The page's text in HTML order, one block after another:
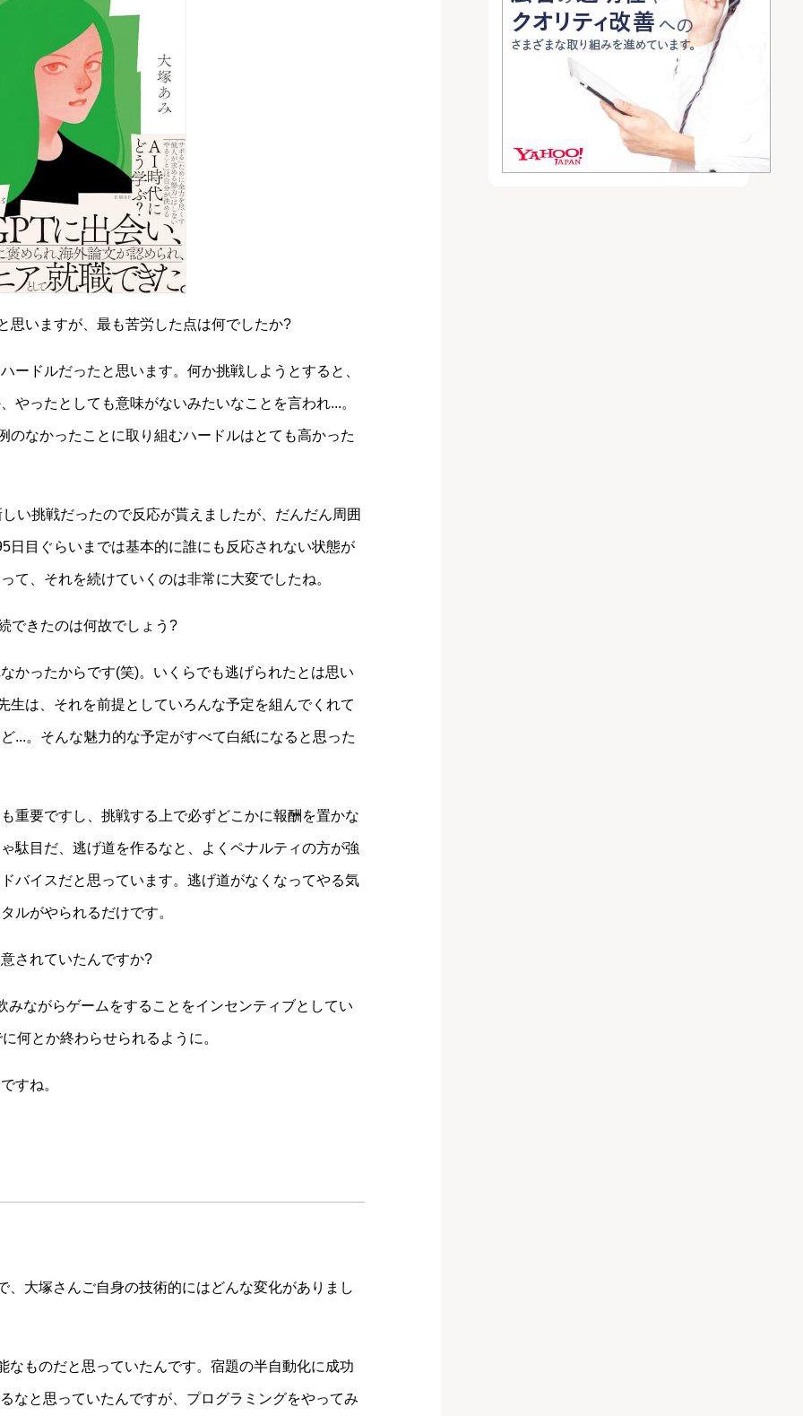
いますが、最も苦労した点は何でしたか?
ードルだったと思います。何か挑戦しようとすると、
やったとしても意味がないみたいなことを言われ...。
のなかったことに取り組むハードルはとても高かった
い挑戦だったので反応が貰えましたが、だんだん周囲
日目ぐらいまでは基本的に誰にも反応されない状態が
て、それを続けていくのは非常に大変でしたね。
できたのは何故でしょう?
かったからです(笑)。いくらでも逃げられたとは思い
生は、それを前提としていろんな予定を組んでくれて
...。そんな魅力的な予定がすべて白紙になると思った
重要ですし、挑戦する上で必ずどこかに報酬を置かな
駄目だ、逃げ道を作るなと、よくペナルティの方が強
バイスだと思っています。逃げ道がなくなってやる気
ルがやられるだけです。
されていたんですか?
ながらゲームをすることをインセンティブとしてい
何とか終わらせられるように。
すね。
大塚さんご自身の技術的にはどんな変化がありまし
なものだと思っていたんです。宿題の半自動化に成功
なと思っていたんですが、プログラミングをやってみ